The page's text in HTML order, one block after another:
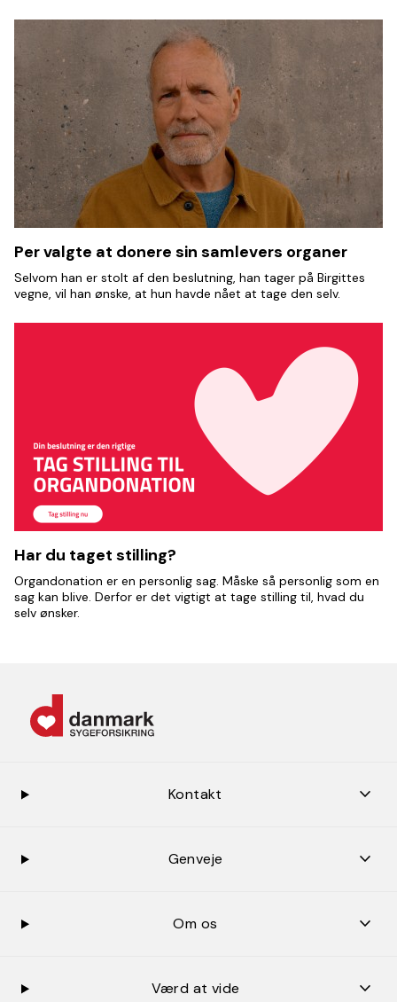
Per valgte at donere sin samlevers organer
Selvom han er stolt af den beslutning, han tager på Birgittes
vegne, vil han ønske, at hun havde nået at tage den selv.
Har du taget stilling?
Organdonation er en personlig sag. Måske så personlig som en
sag kan blive. Derfor er det vigtigt at tage stilling til, hvad du
selv ønsker.
Kontakt
Genveje
Om os
Værd at vide